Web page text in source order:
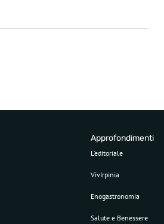
Approfondimenti
L’editoriale
VivIrpinia
Enogastronomia
Salute e Benessere